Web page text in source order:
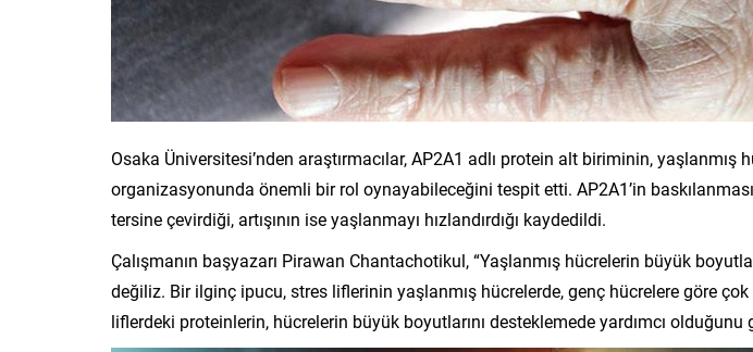
Osaka Üniversitesi’nden araştırmacılar, AP2A1 adlı protein alt biriminin, yaşlanmış
organizasyonunda önemli bir rol oynayabileceğini tespit etti. AP2A1’in
tersine çevirdiği, artışının ise yaşlanmayı hızlandırdığı kaydedildi.
Çalışmanın başyazarı Pirawan Chantachotikul, “Yaşlanmış hücrelerin büyük
değiliz. Bir ilginç ipucu, stres liflerinin yaşlanmış hücrelerde, genç hücrelere göre çok
liflerdeki proteinlerin, hücrelerin büyük boyutlarını desteklemede yardımcı olduğunu